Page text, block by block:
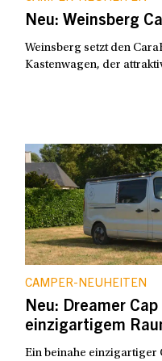
Neu: Weinsberg
Weinsberg setzt den
Kastenwagen, der
CAMPER-NEUHEITEN
Neu: Dreamer
einzigartigem
Ein beinahe einzigartiger